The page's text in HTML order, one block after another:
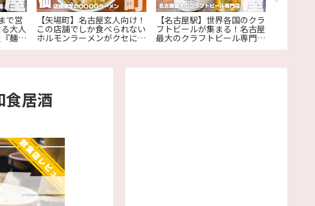
で営
大人
麺屋
【矢場町】名古屋玄人向け！
この店舗でしか食べられない
ホルモンラーメンがクセにな
る！『矢場味仙』
【名古屋駅】世界各国のクラ
フトビールが集まる！名古屋
最大のクラフトビール専門店
『BINGE Craftbeer』
食居酒